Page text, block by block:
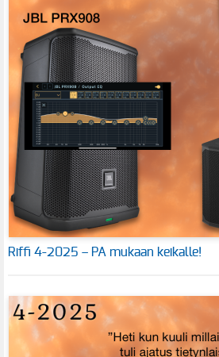
Riffi 4-2025 – PA mukaan keikalle!